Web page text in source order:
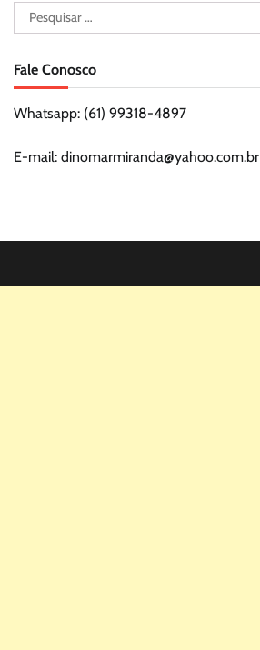
Pesquisar
por:
Fale Conosco
Whatsapp: (61) 99318-4897
E-mail: dinomarmiranda@yahoo.com.br